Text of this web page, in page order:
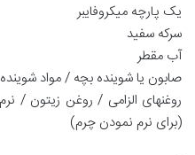
یک پارچه میکروفایبر
سرکه سفید‌
آب مقطر
صابون یا شوینده بچه / مواد‌
روغنهای الزامی / روغن زیتون /
(برای نرم نمودن چرم)